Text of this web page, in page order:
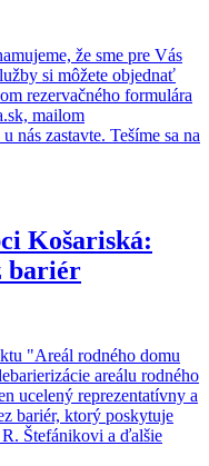
že sme pre Vás
si môžete objednať
rezervačného formulára
mailom
nás zastavte. Tešíme sa na
Košariská:
bariér
"Areál rodného domu
areálu rodného
ucelený reprezentatívny a
bariér, ktorý poskytuje
Štefánikovi a ďalšie